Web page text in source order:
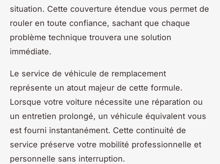
situation. Cette couverture étendue vous permet de
rouler en toute confiance, sachant que chaque
problème technique trouvera une solution
immédiate.
Le service de véhicule de remplacement
représente un atout majeur de cette formule.
Lorsque votre voiture nécessite une réparation ou
un entretien prolongé, un véhicule équivalent vous
est fourni instantanément. Cette continuité de
service préserve votre mobilité professionnelle et
personnelle sans interruption.